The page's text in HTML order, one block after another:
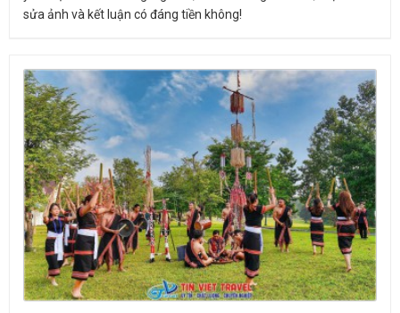
sửa ảnh và kết luận có đáng tiền không!